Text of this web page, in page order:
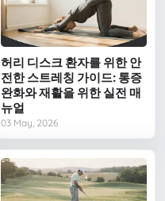
허리 디스크 환자를 위한 안
전한 스트레칭 가이드: 통증
완화와 재활을 위한 실전 매
뉴얼
03 May, 2026